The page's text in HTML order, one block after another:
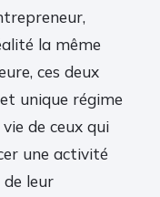
la même
ces deux
unique régime
de ceux qui
une activité
leur